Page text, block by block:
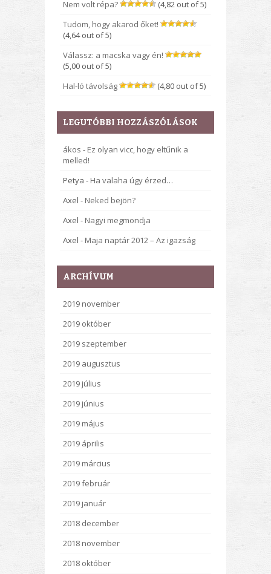
Nem volt répa?
(4,82 out of 5)
Tudom, hogy akarod őket!
(4,64 out of 5)
Válassz: a macska vagy én!
(5,00 out of 5)
Hal-ló távolság
(4,80 out of 5)
LEGUTÓBBI HOZZÁSZÓLÁSOK
ákos - Ez olyan vicc, hogy eltűnik a
melled!
Petya - Ha valaha úgy érzed…
Axel - Neked bejön?
Axel - Nagyi megmondja
Axel - Maja naptár 2012 – Az igazság
ARCHÍVUM
2019 november
2019 október
2019 szeptember
2019 augusztus
2019 július
2019 június
2019 május
2019 április
2019 március
2019 február
2019 január
2018 december
2018 november
2018 október